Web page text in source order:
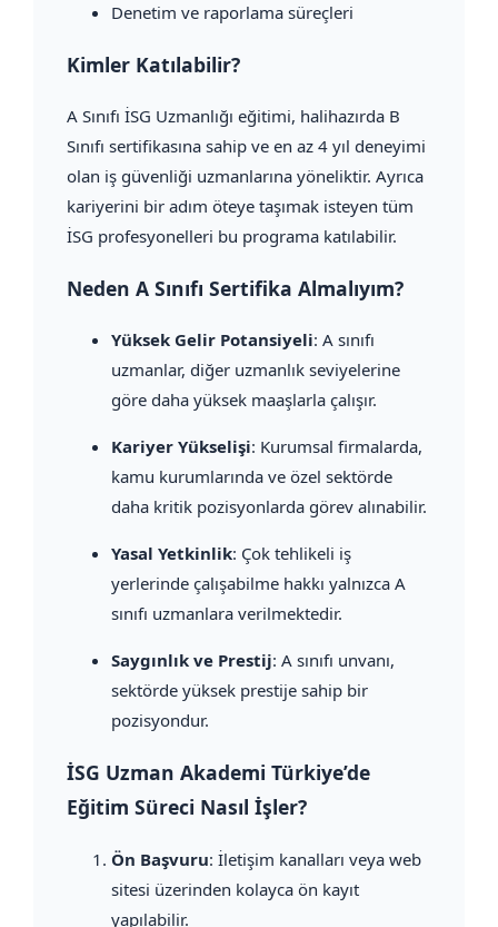
Denetim ve raporlama süreçleri
Kimler Katılabilir?
A Sınıfı İSG Uzmanlığı eğitimi, halihazırda B
Sınıfı sertifikasına sahip ve en az 4 yıl deneyimi
olan iş güvenliği uzmanlarına yöneliktir. Ayrıca
kariyerini bir adım öteye taşımak isteyen tüm
İSG profesyonelleri bu programa katılabilir.
Neden A Sınıfı Sertifika Almalıyım?
Yüksek Gelir Potansiyeli: A sınıfı
uzmanlar, diğer uzmanlık seviyelerine
göre daha yüksek maaşlarla çalışır.
Kariyer Yükselişi: Kurumsal firmalarda,
kamu kurumlarında ve özel sektörde
daha kritik pozisyonlarda görev alınabilir.
Yasal Yetkinlik: Çok tehlikeli iş
yerlerinde çalışabilme hakkı yalnızca A
sınıfı uzmanlara verilmektedir.
Saygınlık ve Prestij: A sınıfı unvanı,
sektörde yüksek prestije sahip bir
pozisyondur.
İSG Uzman Akademi Türkiye’de
Eğitim Süreci Nasıl İşler?
Ön Başvuru: İletişim kanalları veya web
sitesi üzerinden kolayca ön kayıt
yapılabilir.